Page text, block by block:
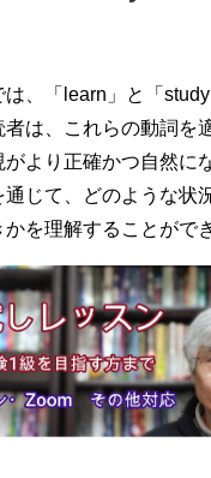
は、「learn」と「
は、これらの動詞を
より正確かつ自然に
じて、どのような状
を理解することがで